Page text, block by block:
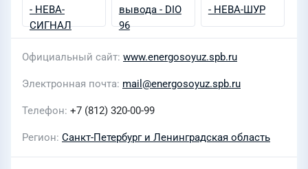
Официальный сайт www.energosoyuz.spb.ru
Электронная почта mail@energosoyuz.spb.ru
Телефон +7 (812) 320-00-99
Регион Санкт-Петербург и Ленинградская область